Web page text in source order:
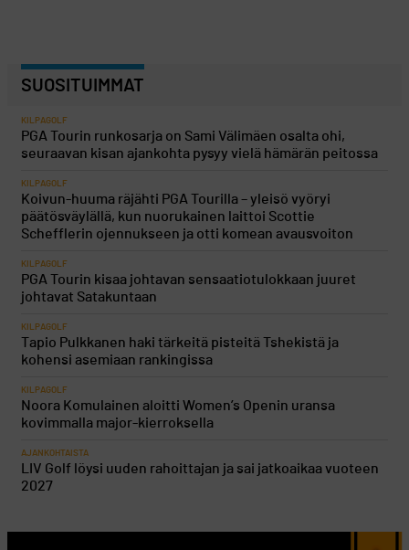
SUOSITUIMMAT
KILPAGOLF
PGA Tourin runkosarja on Sami Välimäen osalta ohi,
seuraavan kisan ajankohta pysyy vielä hämärän peitossa
KILPAGOLF
Koivun-huuma räjähti PGA Tourilla – yleisö vyöryi
päätösväylällä, kun nuorukainen laittoi Scottie
Schefflerin ojennukseen ja otti komean avausvoiton
KILPAGOLF
PGA Tourin kisaa johtavan sensaatiotulokkaan juuret
johtavat Satakuntaan
KILPAGOLF
Tapio Pulkkanen haki tärkeitä pisteitä Tshekistä ja
kohensi asemiaan rankingissa
KILPAGOLF
Noora Komulainen aloitti Women’s Openin uransa
kovimmalla major-kierroksella
AJANKOHTAISTA
LIV Golf löysi uuden rahoittajan ja sai jatkoaikaa vuoteen
2027